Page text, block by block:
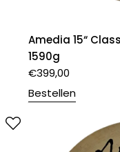
Amedia 15“
1590g
€399,00
Bestellen